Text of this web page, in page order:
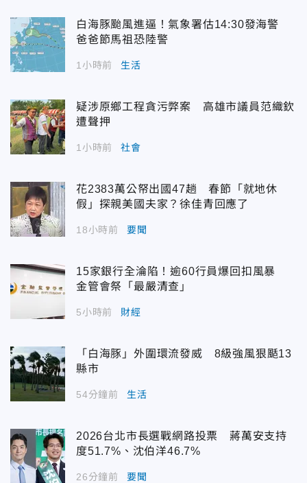
白海豚颱風進逼！氣象署估14:30發海警
爸爸節馬祖恐陸警
1小時前 生活
疑涉原鄉工程貪污弊案 高雄市議員范織欽
遭聲押
1小時前 社會
花2383萬公帑出國47趟 春節「就地休
假」探親美國夫家？徐佳青回應了
18小時前 要聞
15家銀行全淪陷！逾60行員爆回扣風暴
金管會祭「最嚴清查」
5小時前 財經
「白海豚」外圍環流發威 8級強風狠颳13
縣市
54分鐘前 生活
2026台北市長選戰網路投票 蔣萬安支持
度51.7%、沈伯洋46.7%
26分鐘前 要聞